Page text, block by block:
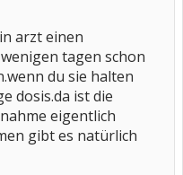
arzt einen
tagen schon
du sie halten
dosis.da ist die
eigentlich
gibt es natürlich